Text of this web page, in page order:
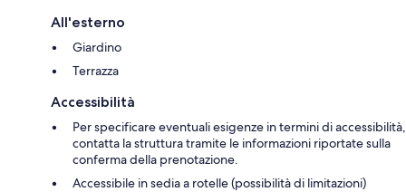
All'esterno
Giardino
Terrazza
Accessibilità
Per specificare eventuali esigenze in termini di accessibilità,
contatta la struttura tramite le informazioni riportate sulla
conferma della prenotazione.
Accessibile in sedia a rotelle (possibilità di limitazioni)